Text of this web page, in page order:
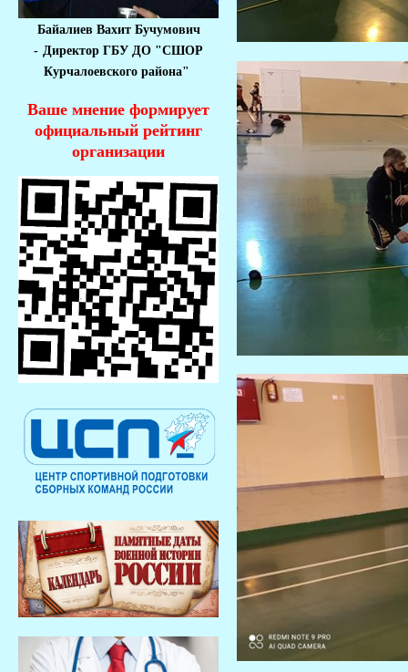
Байалиев Вахит Бучумович
- Директор ГБУ ДО "СШОР
Курчалоевского района"
Ваше мнение формирует
официальный рейтинг
организации